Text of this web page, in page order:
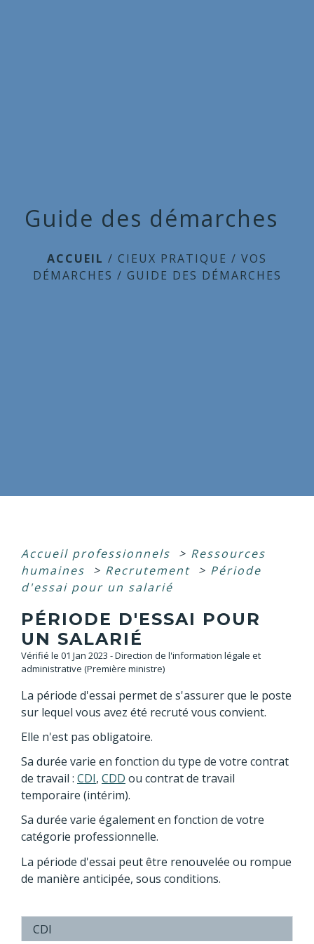
Guide des démarches
ACCUEIL / CIEUX PRATIQUE / VOS
DÉMARCHES / GUIDE DES DÉMARCHES
Accueil professionnels > Ressources
humaines
> Recrutement > Période
d'essai pour un salarié
PÉRIODE D'ESSAI POUR
UN SALARIÉ
Vérifié le 01 Jan 2023 - Direction de l'information légale et
administrative (Première ministre)
La période d'essai permet de s'assurer que le poste
sur lequel vous avez été recruté vous convient.
Elle n'est pas obligatoire.
Sa durée varie en fonction du type de votre contrat
de travail : CDI, CDD ou contrat de travail
temporaire (intérim).
Sa durée varie également en fonction de votre
catégorie professionnelle.
La période d'essai peut être renouvelée ou rompue
de manière anticipée, sous conditions.
CDI